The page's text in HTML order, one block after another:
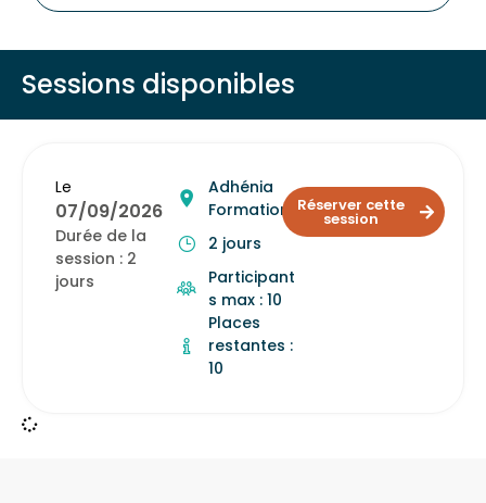
Sessions disponibles
Le
07/09/2026
Durée de la
session : 2
jours
Adhénia
Formation
2 jours
Participant
s max : 10
Places
restantes :
10
Réserver cette
session